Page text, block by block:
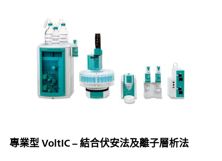
專業型 VoltIC – 結合伏安法及離子層析法